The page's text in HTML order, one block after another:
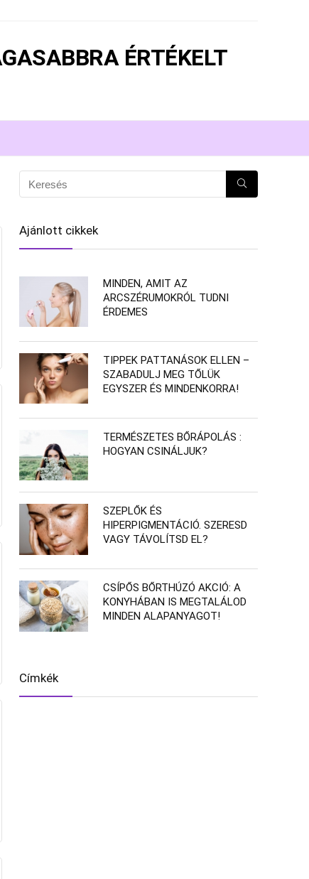
ÉRTÉKELT
Ajánlott cikkek
MINDEN, AMIT AZ
ARCSZÉRUMOKRÓL TUDNI
ÉRDEMES
TIPPEK PATTANÁSOK ELLEN –
SZABADULJ MEG TŐLÜK
EGYSZER ÉS MINDENKORRA!
TERMÉSZETES BŐRÁPOLÁS :
HOGYAN CSINÁLJUK?
SZEPLŐK ÉS
HIPERPIGMENTÁCIÓ. SZERESD
VAGY TÁVOLÍTSD EL?
CSÍPŐS BŐRTHÚZÓ AKCIÓ: A
KONYHÁBAN IS MEGTALÁLOD
MINDEN ALAPANYAGOT!
Címkék